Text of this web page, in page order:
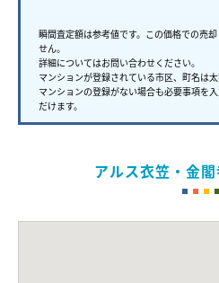
瞬間査定額は参考値です。この価格での売
せん。
詳細についてはお問い合わせください。
マンションが登録されている市区、町名は太
マンションの登録がない場合も必要事項を
だけます。
アルス衣笠・金